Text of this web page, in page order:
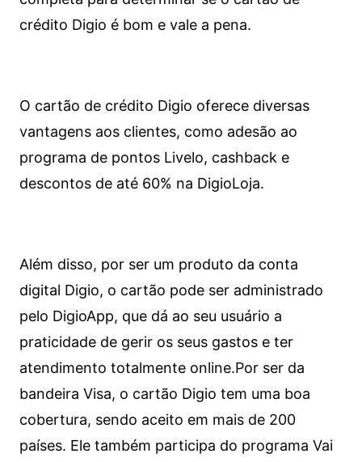
crédito Digio é bom e vale a pena.
O cartão de crédito Digio oferece diversas
vantagens aos clientes, como adesão ao
programa de pontos Livelo, cashback e
descontos de até 60% na DigioLoja.
Além disso, por ser um produto da conta
digital Digio, o cartão pode ser administrado
pelo DigioApp, que dá ao seu usuário a
praticidade de gerir os seus gastos e ter
atendimento totalmente online.Por ser da
bandeira Visa, o cartão Digio tem uma boa
cobertura, sendo aceito em mais de 200
países. Ele também participa do programa Vai